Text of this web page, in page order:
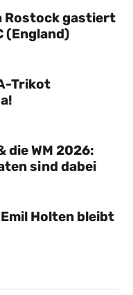
Rostock gastiert
(England)
Trikot
die WM 2026:
sind dabei
Holten bleibt